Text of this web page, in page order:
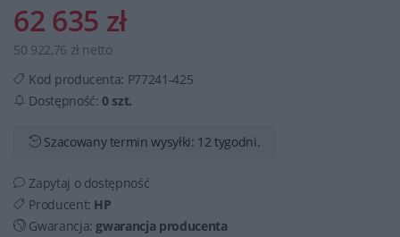
62 635 zł
50 922,76 zł netto
Kod producenta: P77241-425
Dostępność:0 szt.
Szacowany termin wysyłki: 12 tygodni.
Zapytaj o dostępność
Producent: HP
Gwarancja: gwarancja producenta